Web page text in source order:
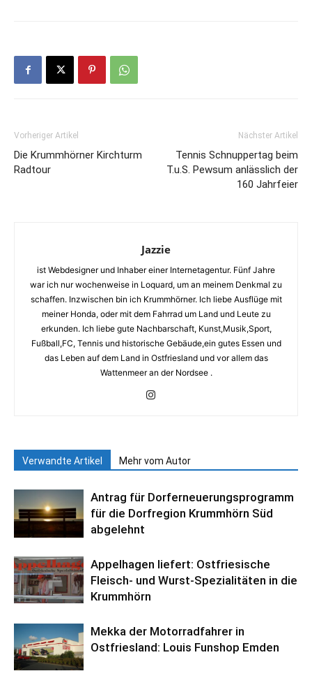
Vorheriger Artikel
Die Krummhörner Kirchturm
Radtour
Nächster Artikel
Tennis Schnuppertag beim
T.u.S. Pewsum anlässlich der
160 Jahrfeier
Jazzie
ist Webdesigner und Inhaber einer Internetagentur. Fünf Jahre
war ich nur wochenweise in Loquard, um an meinem Denkmal zu
schaffen. Inzwischen bin ich Krummhörner. Ich liebe Ausflüge mit
meiner Honda, oder mit dem Fahrrad um Land und Leute zu
erkunden. Ich liebe gute Nachbarschaft, Kunst,Musik,Sport,
Fußball,FC, Tennis und historische Gebäude,ein gutes Essen und
das Leben auf dem Land in Ostfriesland und vor allem das
Wattenmeer an der Nordsee .
Verwandte Artikel Mehr vom Autor
Antrag für Dorferneuerungsprogramm
für die Dorfregion Krummhörn Süd
abgelehnt
Appelhagen liefert: Ostfriesische
Fleisch- und Wurst-Spezialitäten in die
Krummhörn
Mekka der Motorradfahrer in
Ostfriesland: Louis Funshop Emden